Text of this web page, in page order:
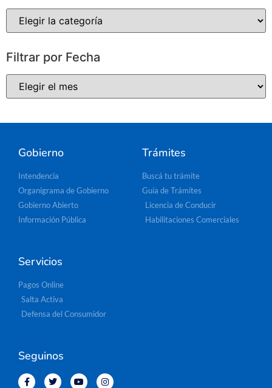
Filtrar por Fecha
Gobierno
Intendencia
Organigrama de Gobierno
Gobierno Abierto
Información Pública
Trámites
Buscá tu trámite
Guía de Trámites
Licencia de Conducir
Habilitaciones Comerciales
Servicios
Pagos Online
Salta Activa
Defensa del Consumidor
Seguinos